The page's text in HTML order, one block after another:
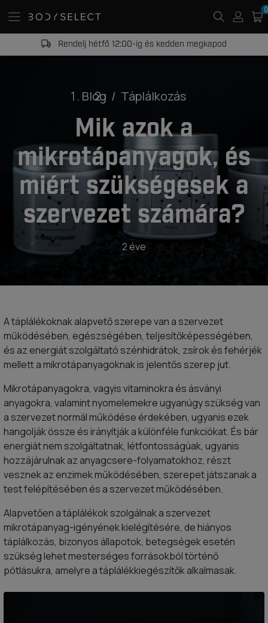
Rendelj hétfő 12:00-ig és kedden megkapod
Blog Táplálkozás
Mik azok a
mikrotápanyagok, és
miért szükségesek a
szervezet számára?
2 éve
A táplálékoknak alapvető szerepe van a szervezet
működésében, egészségében, teljesítőképességében,
és az energiát szolgáltató szénhidrátok, zsírok és fehérjék
mellett a mikrotápanyagoknak is jelentős szerep jut.
Mikrotápanyagokra, vagyis vitaminokra és ásványi
anyagokra, valamint nyomelemekre ugyanúgy szükség van
a szervezet normál működése érdekében, ugyanis ezek
hangolják össze és irányítják a különféle funkciókat. És bár
energiát nem szolgáltatnak, létfontosságúak, ugyanis
hozzájárulnak az anyagcsere-folyamatokhoz, részt
vesznek az enzimek működésében, szerepet játszanak a
test felépítésében és a szervezet működésében.
Alapvetően a táplálékok szolgálnak a szervezet
mikrotápanyag-igényének kielégítésére, de hiányos
táplálkozás, bizonyos állapotok, betegségek esetén
szükség lehet mesterséges forrásokból történő
pótlásukra, amelyre a táplálékkiegészítők alkalmasak.
0